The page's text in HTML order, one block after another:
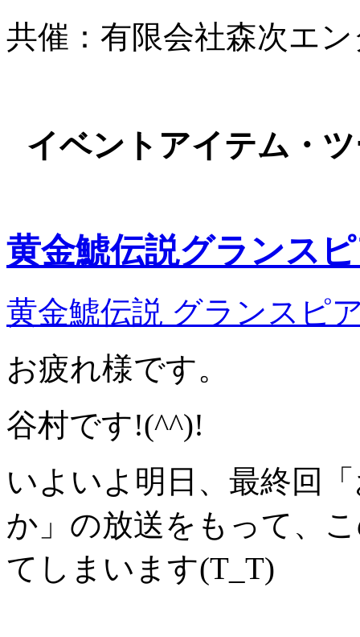
共催：有限会社森次エ
イベントアイテム・
黄金鯱伝説グランス
黄金鯱伝説 グランスピ
お疲れ様です。
谷村です!(^^)!
いよいよ明日、最終回
か」の放送をもって、
てしまいます(T_T)